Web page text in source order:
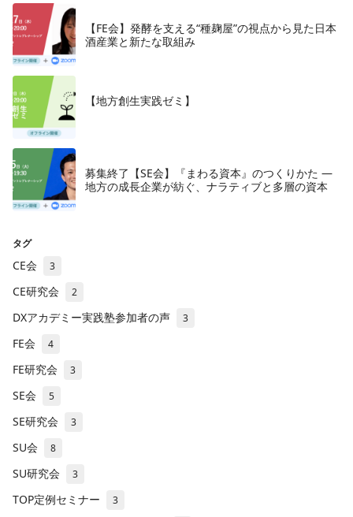
【FE会】発酵を支える“種麹屋”の視点から見た日本
酒産業と新たな取組み
【地方創生実践ゼミ】
募集終了【SE会】『まわる資本』のつくりかた —
地方の成長企業が紡ぐ、ナラティブと多層の資本
タグ
CE会 3
CE研究会 2
DXアカデミー実践塾参加者の声 3
FE会 4
FE研究会 3
SE会 5
SE研究会 3
SU会 8
SU研究会 3
TOP定例セミナー 3